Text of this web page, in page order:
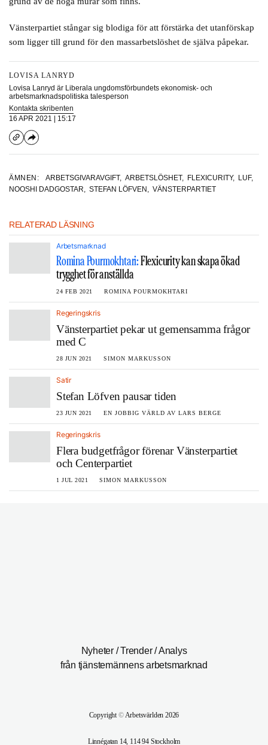
Vänsterpartiet stångar sig blodiga för att förstärka det utanförskap
som ligger till grund för den massarbetslöshet de själva påpekar.
LOVISA LANRYD
Lovisa Lanryd är Liberala ungdomsförbundets ekonomisk- och
arbetsmarknadspolitiska talesperson
Kontakta skribenten
16 APR 2021 | 15:17
ÄMNEN: ARBETSGIVARAVGIFT, ARBETSLÖSHET, FLEXICURITY, LUF,
NOOSHI DADGOSTAR, STEFAN LÖFVEN , VÄNSTERPARTIET
RELATERAD LÄSNING
Arbetsmarknad
Romina Pourmokhtari:Flexicurity kan skapa ökad
trygghet för anställda
24 FEB 2021 ROMINA POURMOKHTARI
Regeringskris
Vänsterpartiet pekar ut gemensamma frågor
med C
28 JUN 2021 SIMON MARKUSSON
Satir
Stefan Löfven pausar tiden
23 JUN 2021 EN JOBBIG VÄRLD AV LARS BERGE
Regeringskris
Flera budgetfrågor förenar Vänsterpartiet
och Centerpartiet
1 JUL 2021 SIMON MARKUSSON
Nyheter / Trender / Analys
från tjänstemännens arbetsmarknad
Copyright©Arbetsvärlden 2026
Linnégatan 14, 114 94 Stockholm